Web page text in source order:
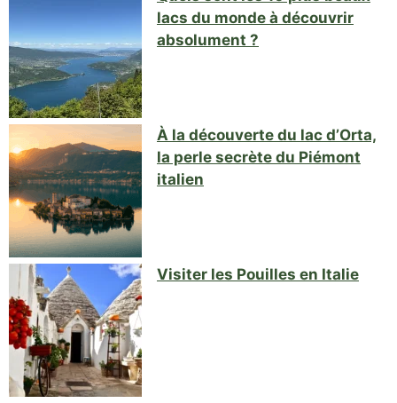
lacs du monde à découvrir
absolument ?
À la découverte du lac d’Orta,
la perle secrète du Piémont
italien
Visiter les Pouilles en Italie